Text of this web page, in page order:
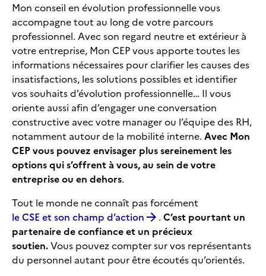
Mon conseil en évolution professionnelle vous
accompagne tout au long de votre parcours
professionnel. Avec son regard neutre et extérieur à
votre entreprise, Mon CEP vous apporte toutes les
informations nécessaires pour clarifier les causes des
insatisfactions, les solutions possibles et identifier
vos souhaits d’évolution professionnelle… Il vous
oriente aussi afin d’engager une conversation
constructive avec votre manager ou l’équipe des RH,
notamment autour de la mobilité interne. Avec Mon
CEP vous pouvez envisager plus sereinement les
options qui s’offrent à vous, au sein de votre
entreprise ou en dehors.
Tout le monde ne connaît pas forcément
le CSE et son champ d’action
. C’est pourtant un
partenaire de confiance et un précieux
soutien.Vous pouvez compter sur vos représentants
du personnel autant pour être écoutés qu’orientés.